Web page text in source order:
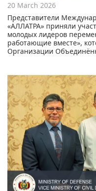
20 March 2026
Представители
«АЛЛАТРА» приняли
молодых лидеров
работающие вместе»,
Организации